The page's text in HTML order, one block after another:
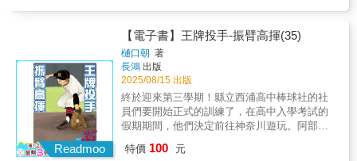
該能夠成為「看得見的樂音」吧，我是這麼想
的呢。「…我想再比１輪。」Dance Battle高中
對抗賽個人賽決賽伊折vs.壁谷，因為壁谷的提
議而進入延長賽。這場激戰的選曲，是兩人
「最喜歡的曲子」
──Jazztronik《SAMURAI》。像是彼此玩鬧互
相較勁般，兩人跳出了那天最棒的Move。與此
同時，決定勝負的時刻到了──另一邊，花木看
著暢談職業舞者夢想的灣田，思考她至今為止
Readmoo
【電子書】王牌投手-振臂高揮(35)
樋口朝 著
長鴻 出版
2025/08/15 出版
終於迎來第三學期！縣立西浦高中棒球社的社
員們要開始正式的訓練了，在高中入學考試的
假期期間，他們決定前往神奈川遊玩。阿部提
於是大家分頭行動，拜訪了當地的公立與私立
特價 100 元